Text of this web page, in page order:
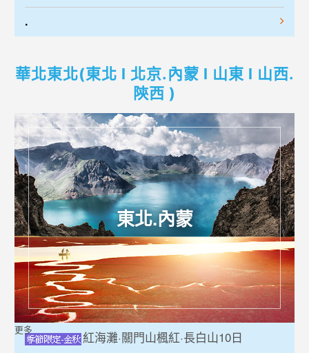
.
華北東北(東北 l 北京.內蒙 l 山東 l 山西.
陝西 )
東北.內蒙
紅海灘·關門山楓紅·長白山10日
更多